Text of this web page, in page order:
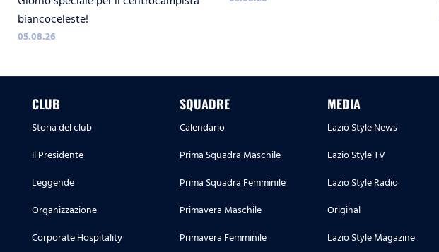
biancoceleste!
05.08.26
CLUB
Storia del club
Il Presidente
Leggende
Organizzazione
Corporate Hospitality
SQUADRE
Calendario
Prima Squadra Maschile
Prima Squadra Femminile
Primavera Maschile
Primavera Femminile
MEDIA
Lazio Style News
Lazio Style TV
Lazio Style Radio
Original
Lazio Style Magazine